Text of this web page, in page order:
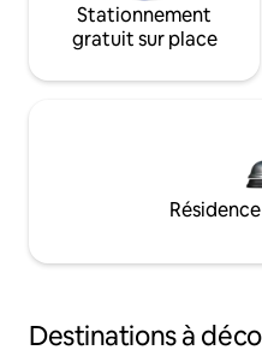
Stationnement
gratuit sur place
Destinations à